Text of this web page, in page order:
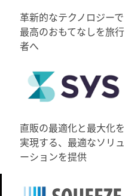
革新的なテクノロジーで
最高のおもてなしを旅行
者へ
直販の最適化と最大化を
実現する、最適なソリュ
ーションを提供